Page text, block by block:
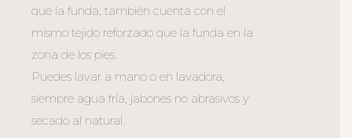
que la funda, también cuenta con el
mismo tejido reforzado que la funda en la
zona de los pies.
Puedes lavar a mano o en lavadora,
siempre agua fría, jabones no abrasivos y
secado al natural.